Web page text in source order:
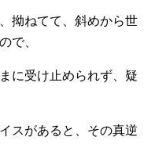
拗ねてて、斜めから世
で、
に受け止められず、疑
スがあると、その真逆